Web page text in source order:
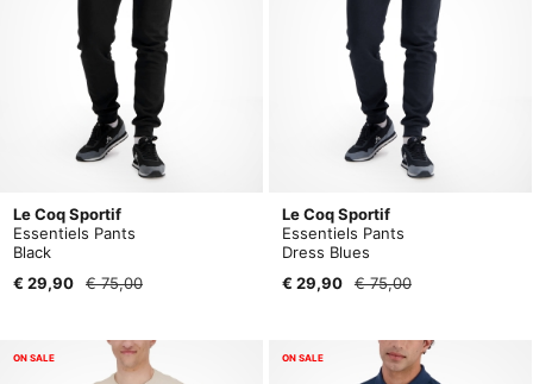
Le Coq Sportif
Essentiels Pants
Black
€ 29,90
€ 75,00
Le Coq Sportif
Essentiels Pants
Dress Blues
€ 29,90
€ 75,00
ON SALE ON SALE